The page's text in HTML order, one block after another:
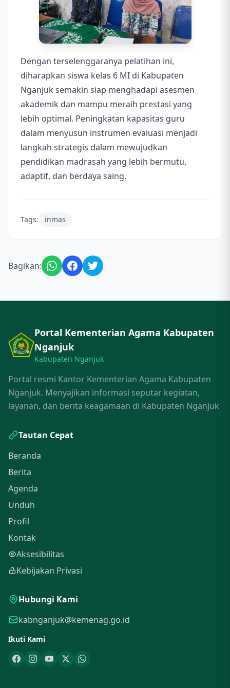
Dengan terselenggaranya pelatihan ini,
diharapkan siswa kelas 6 MI di Kabupaten
Nganjuk semakin siap menghadapi asesmen
akademik dan mampu meraih prestasi yang
lebih optimal. Peningkatan kapasitas guru
dalam menyusun instrumen evaluasi menjadi
langkah strategis dalam mewujudkan
pendidikan madrasah yang lebih bermutu,
adaptif, dan berdaya saing.
Tags: inmas
Bagikan:
Portal Kementerian Agama Kabupaten
Nganjuk
Kabupaten Nganjuk
Portal resmi Kantor Kementerian Agama Kabupaten
Nganjuk. Menyajikan informasi seputar kegiatan,
layanan, dan berita keagamaan di Kabupaten Nganjuk
Tautan Cepat
Beranda
Berita
Agenda
Unduh
Profil
Kontak
Aksesibilitas
Kebijakan Privasi
Hubungi Kami
kabnganjuk@kemenag.go.id
Ikuti Kami